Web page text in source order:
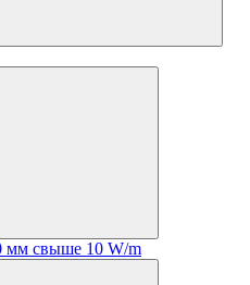
мм свыше 10 W/m